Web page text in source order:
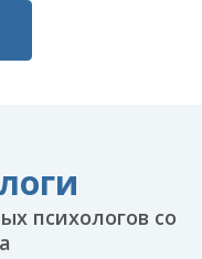
психологов со